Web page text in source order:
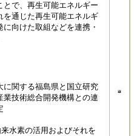
で、再生可能エネルギー
を通じた再生可能エネルギ
向けた取組などを連携・
関する福島県と国立研究
業技術総合開発機構との連
水素の活用およびそれを